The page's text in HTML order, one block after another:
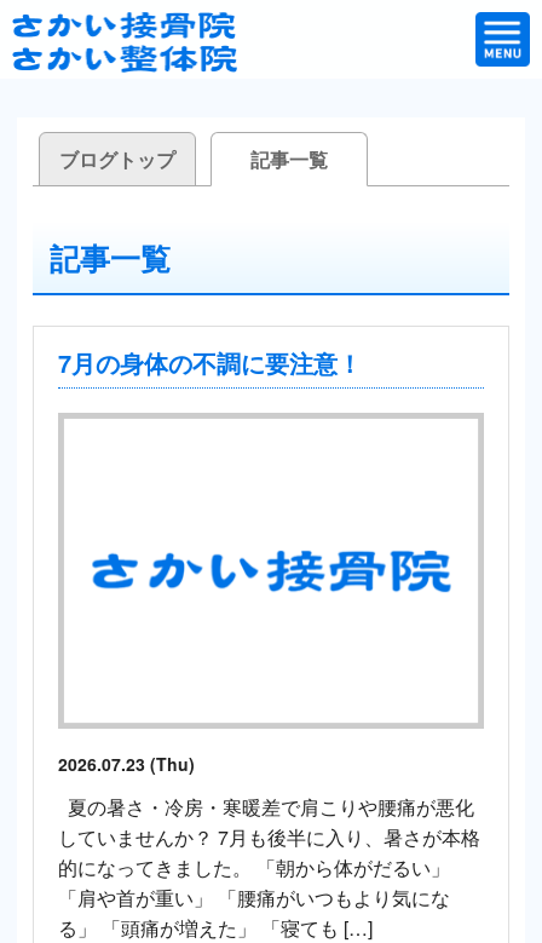
ブログトップ 記事一覧
記事一覧
7月の身体の不調に要注意！
2026.07.23 (Thu)
夏の暑さ・冷房・寒暖差で肩こりや腰痛が悪化
していませんか？ 7月も後半に入り、暑さが本格
的になってきました。 「朝から体がだるい」
「肩や首が重い」 「腰痛がいつもより気にな
る」 「頭痛が増えた」 「寝ても […]